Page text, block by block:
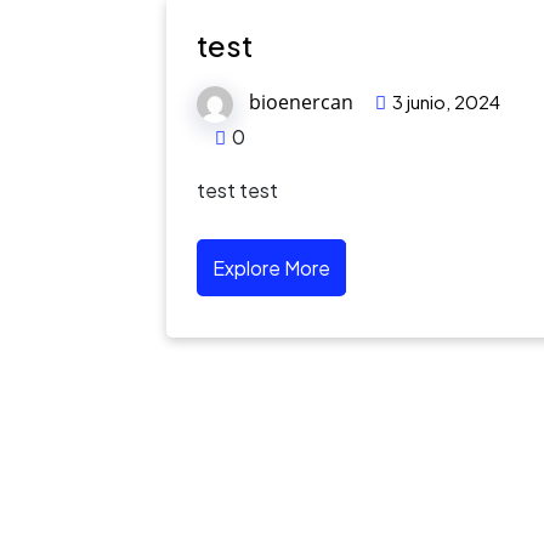
test
bioenercan 3 junio, 2024
0
test test
Explore More